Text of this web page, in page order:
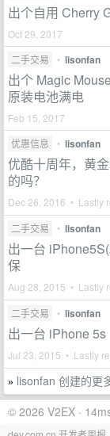
出个自用 Cherry
Oct 29, 2017
二手交易
• lisonfan
出个 Magic
原装电池满电
Feb 15, 2017
优惠信息
• lisonfan
优酷十周年，黄
的吗？
Dec 26, 2016 • Lastly
二手交易 • lisonfan
出一台
保
Aug 28, 2015 • Lastly
二手交易 • lisonfan
出一台 iPhone 5s
Jul 23, 2015 • Lastly
» lisonfan 创建的更
© 2026 V2EX ·